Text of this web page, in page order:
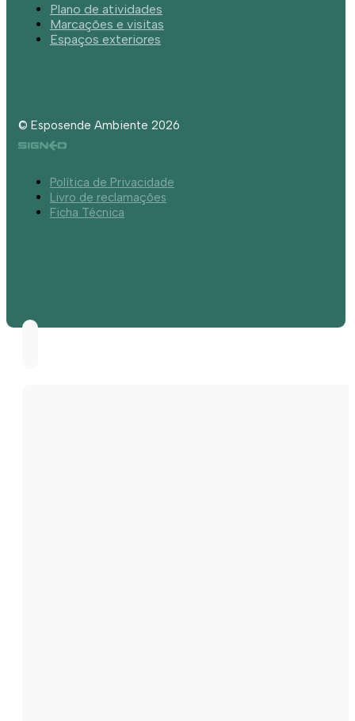
Plano de atividades
Marcações e visitas
Espaços exteriores
© Esposende Ambiente 2026
Política de Privacidade
Livro de reclamações
Ficha Técnica